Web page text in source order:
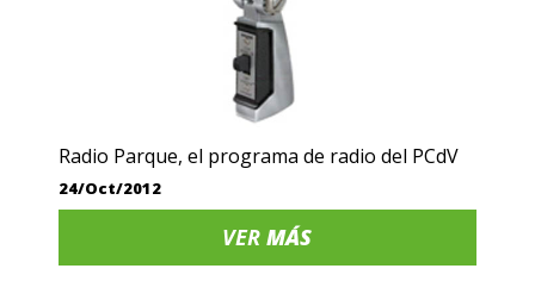
Radio Parque, el programa de radio del PCdV
24/Oct/2012
VERMÁS